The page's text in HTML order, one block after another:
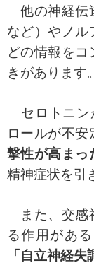
他の神経伝
など）やノル
どの情報を
きがあります。
セロトニン
ロールが不安
撃性が高まっ
精神症状を引
また、交感
る作用があ
「自立神経失